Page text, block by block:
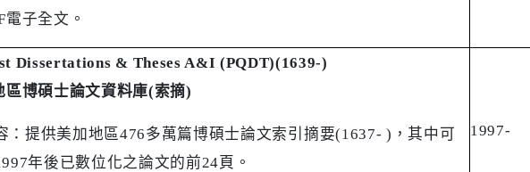
電子全文。
Dissertations & Theses A&I (PQDT)(1639-)
區博碩士論文資料庫(索摘)
：提供美加地區476多萬篇博碩士論文索引摘要(1637- ) ，其中可
年後已數位化之論文的前24頁。
1997-